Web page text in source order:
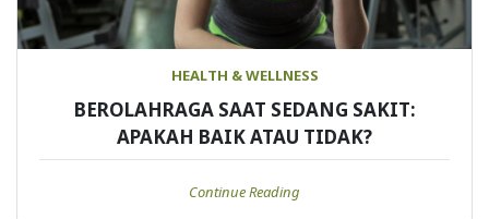
HEALTH & WELLNESS
BEROLAHRAGA SAAT SEDANG SAKIT:
APAKAH BAIK ATAU TIDAK?
Continue Reading